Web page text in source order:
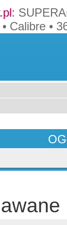
:
• Calibre •